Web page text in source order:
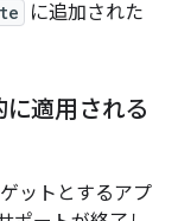
に追加された
適用される
ットとするアプ